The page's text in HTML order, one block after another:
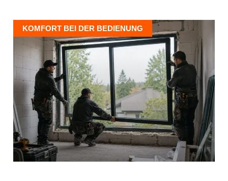
KOMFORT BEI DER BEDIENUNG